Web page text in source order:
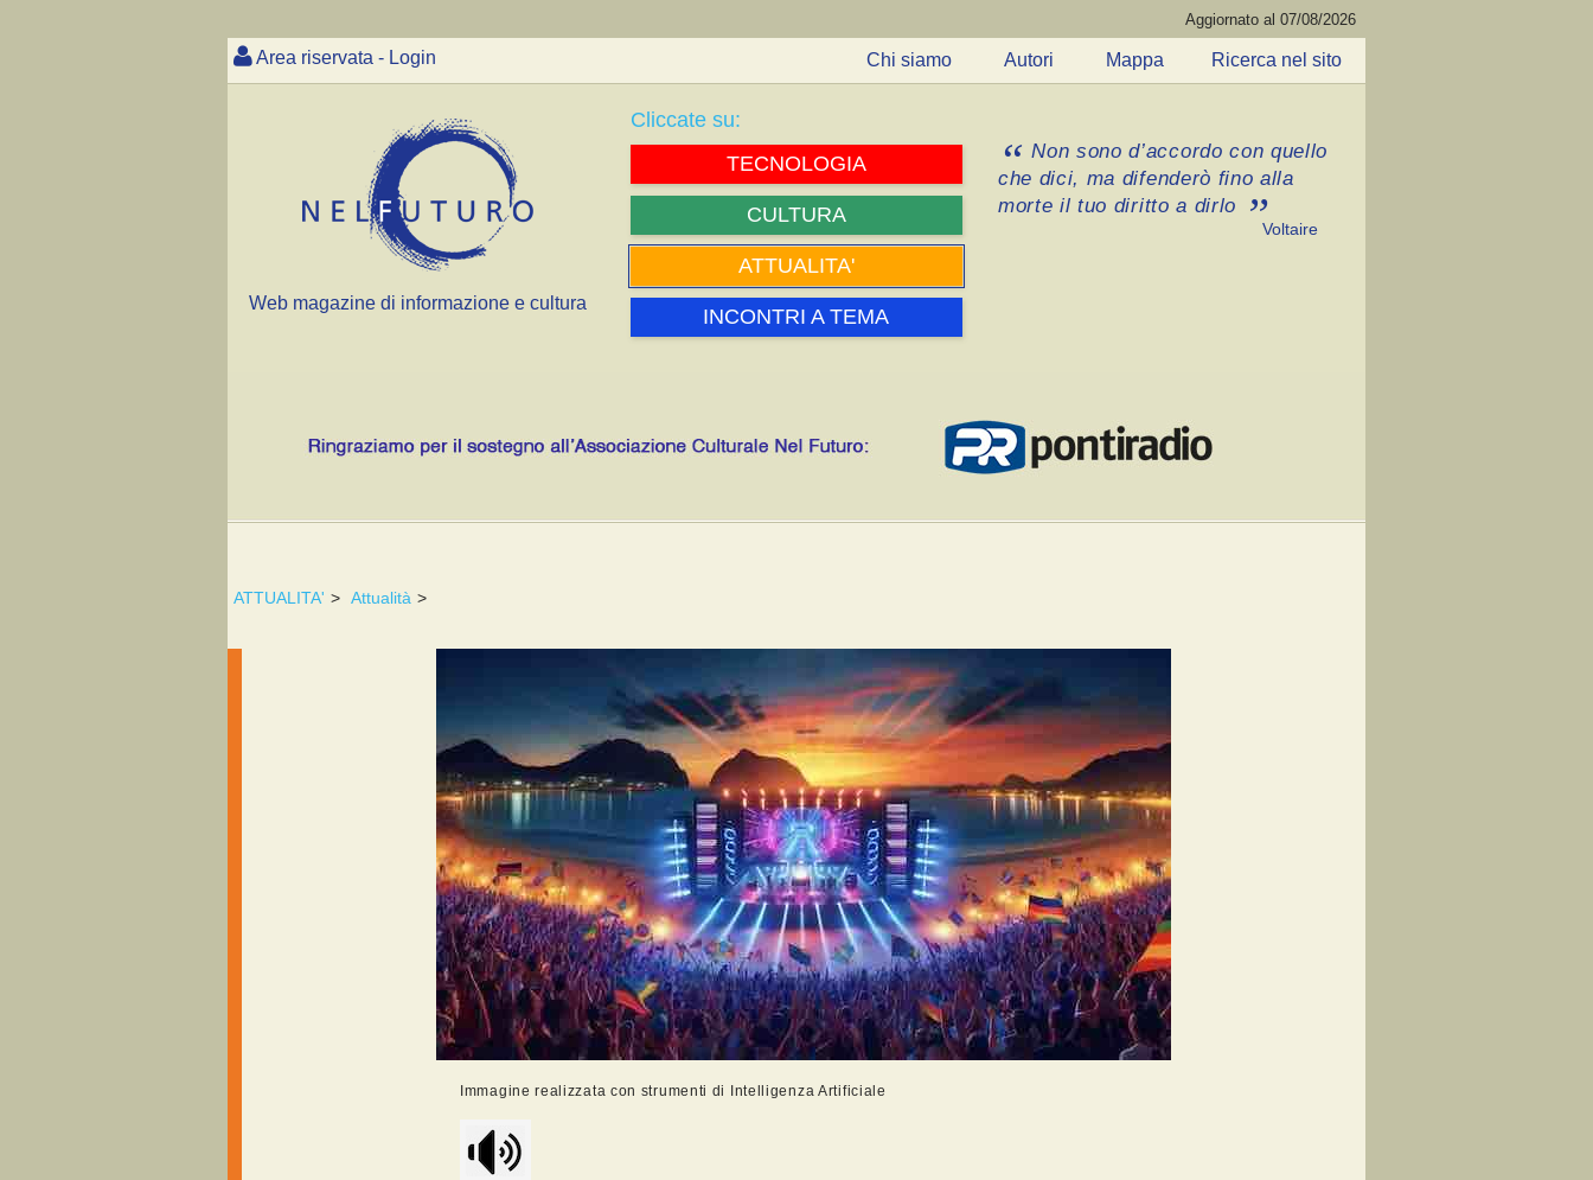
Aggiornato al 07/08/2026
Area riservata - Login Chi siamo Autori Mappa Ricerca nel sito
Web magazine di informazione e cultura
Cliccate su:
TECNOLOGIA
CULTURA
ATTUALITA'
INCONTRI A TEMA
Non sono d’accordo con quello
che dici, ma difenderò fino alla
morte il tuo diritto a dirlo
Voltaire
ATTUALITA' > Attualità >
Immagine realizzata con strumenti di Intelligenza Artificiale